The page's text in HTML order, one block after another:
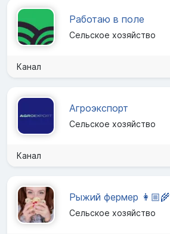
Работаю в поле
Сельское хозяйство
Канал
Агроэкспорт
Сельское хозяйство
Канал
Рыжий фермер 👩🏼‍🌾
Сельское хозяйство